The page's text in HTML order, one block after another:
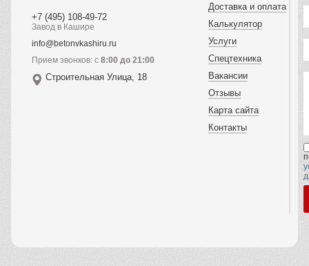
+7 (495) 108-49-72
Завод в Кашире
info@betonvkashiru.ru
Прием звонков: с 8:00 до 21:00
Строительная Улица, 18
Доставка и оплата
Калькулятор
Услуги
Спецтехника
Вакансии
Отзывы
Карта сайта
Контакты